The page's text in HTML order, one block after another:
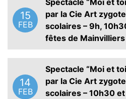
15
FEB
Spectacle “Moi et
par la Cie Art
scolaires – 9h,
fêtes de Mainvilliers
14
FEB
Spectacle “Moi et
par la Cie Art
scolaires – 10h30